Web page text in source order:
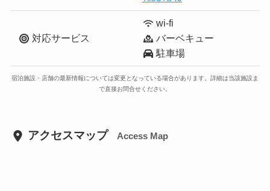
対応サービス
wi-fi
バーベキュー
駐車場
宿泊施設・店舗の最新情報については変更となっている場合があります。詳細は当該施設ま
で直接お問合せください。
アクセスマップ Access Map